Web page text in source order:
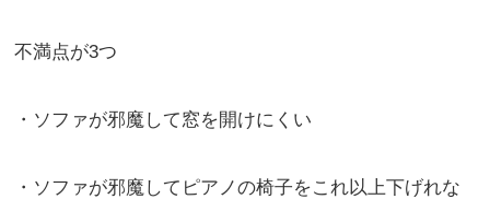
不満点が3つ
・ソファが邪魔して窓を開けにくい
・ソファが邪魔してピアノの椅子をこれ以上下げれな